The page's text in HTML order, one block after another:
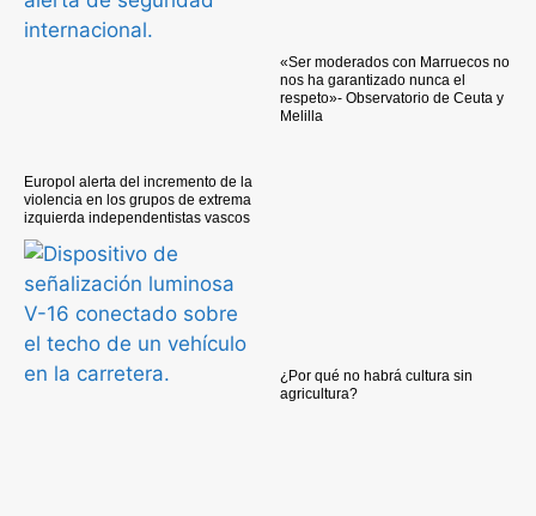
Europol alerta del incremento de la
violencia en los grupos de extrema
izquierda independentistas vascos
«Ser moderados con Marruecos no
nos ha garantizado nunca el
respeto»- Observatorio de Ceuta y
Melilla
¿Por qué no habrá cultura sin
agricultura?